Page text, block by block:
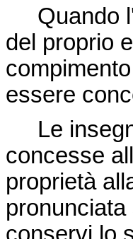
Quando
del proprio
essere
Le
concesse
proprietà